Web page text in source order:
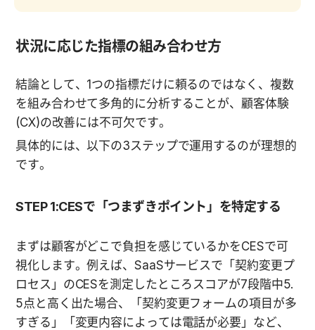
状況に応じた指標の組み合わせ方
結論として、1つの指標だけに頼るのではなく、複数
を組み合わせて多角的に分析することが、顧客体験
(CX)の改善には不可欠です。
具体的には、以下の3ステップで運用するのが理想的
です。
STEP 1:CESで「つまずきポイント」を特定する
まずは顧客がどこで負担を感じているかをCESで可
視化します。例えば、SaaSサービスで「契約変更プ
ロセス」のCESを測定したところスコアが7段階中5.
5点と高く出た場合、「契約変更フォームの項目が多
すぎる」「変更内容によっては電話が必要」など、